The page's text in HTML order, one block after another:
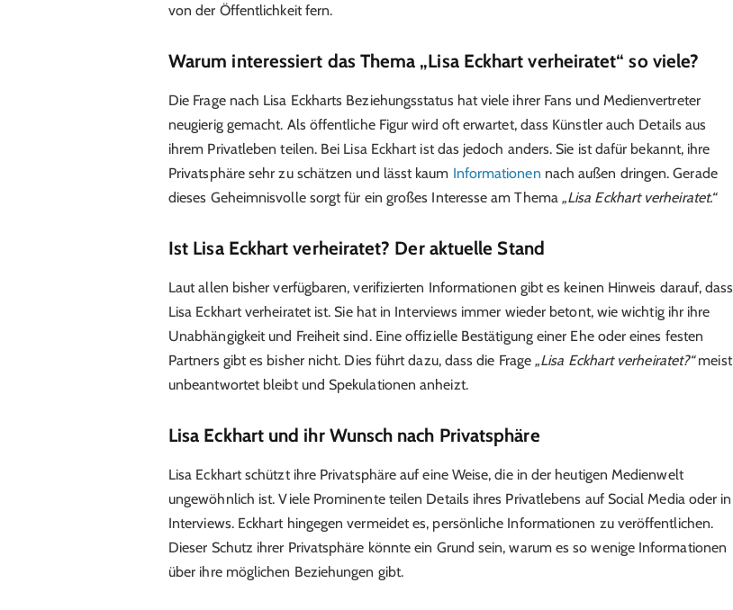
von der Öffentlichkeit fern.
Warum interessiert das Thema „Lisa Eckhart verheiratet“ so viele?
Die Frage nach Lisa Eckharts Beziehungsstatus hat viele ihrer Fans und Medienvertreter
neugierig gemacht. Als öffentliche Figur wird oft erwartet, dass Künstler auch Details aus
ihrem Privatleben teilen. Bei Lisa Eckhart ist das jedoch anders. Sie ist dafür bekannt, ihre
Privatsphäre sehr zu schätzen und lässt kaum Informationen nach außen dringen. Gerade
dieses Geheimnisvolle sorgt für ein großes Interesse am Thema „Lisa Eckhart verheiratet.“
Ist Lisa Eckhart verheiratet? Der aktuelle Stand
Laut allen bisher verfügbaren, verifizierten Informationen gibt es keinen Hinweis darauf, dass
Lisa Eckhart verheiratet ist. Sie hat in Interviews immer wieder betont, wie wichtig ihr ihre
Unabhängigkeit und Freiheit sind. Eine offizielle Bestätigung einer Ehe oder eines festen
Partners gibt es bisher nicht. Dies führt dazu, dass die Frage„Lisa Eckhart verheiratet?“meist
unbeantwortet bleibt und Spekulationen anheizt.
Lisa Eckhart und ihr Wunsch nach Privatsphäre
Lisa Eckhart schützt ihre Privatsphäre auf eine Weise, die in der heutigen Medienwelt
ungewöhnlich ist. Viele Prominente teilen Details ihres Privatlebens auf Social Media oder in
Interviews. Eckhart hingegen vermeidet es, persönliche Informationen zu veröffentlichen.
Dieser Schutz ihrer Privatsphäre könnte ein Grund sein, warum es so wenige Informationen
über ihre möglichen Beziehungen gibt.